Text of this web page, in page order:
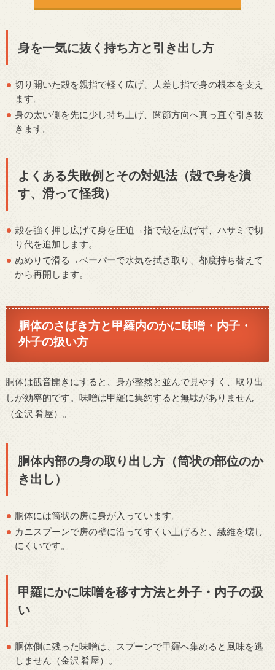
身を一気に抜く持ち方と引き出し方
切り開いた殻を親指で軽く広げ、人差し指で身の根本を支え
ます。
身の太い側を先に少し持ち上げ、関節方向へ真っ直ぐ引き抜
きます。
よくある失敗例とその対処法（殻で身を潰
す、滑って怪我）
殻を強く押し広げて身を圧迫→指で殻を広げず、ハサミで切
り代を追加します。
ぬめりで滑る→ペーパーで水気を拭き取り、都度持ち替えて
から再開します。
胴体のさばき方と甲羅内のかに味噌・内子・
外子の扱い方
胴体は観音開きにすると、身が整然と並んで見やすく、取り出
しが効率的です。味噌は甲羅に集約すると無駄がありません
（金沢 肴屋）。
胴体内部の身の取り出し方（筒状の部位のか
き出し）
胴体には筒状の房に身が入っています。
カニスプーンで房の壁に沿ってすくい上げると、繊維を壊し
にくいです。
甲羅にかに味噌を移す方法と外子・内子の扱
い
胴体側に残った味噌は、スプーンで甲羅へ集めると風味を逃
しません（金沢 肴屋）。